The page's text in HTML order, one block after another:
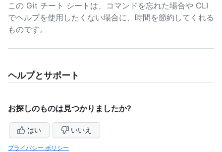
この Git チート シートは、コマンドを忘れた場合や CLI
でヘルプを使用したくない場合に、時間を節約してくれる
ものです。
ヘルプとサポート
お探しのものは見つかりましたか?
はい いいえ
プライバシー ポリシー